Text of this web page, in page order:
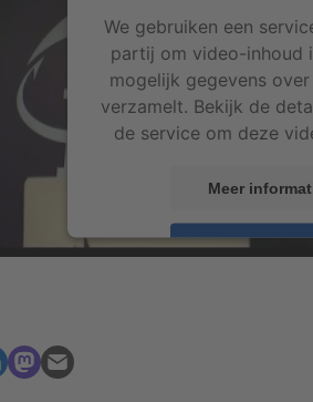
We gebruiken een
partij om video-inhoud
mogelijk gegevens
verzamelt. Bekijk de
de service om deze
Meer
Accepteren